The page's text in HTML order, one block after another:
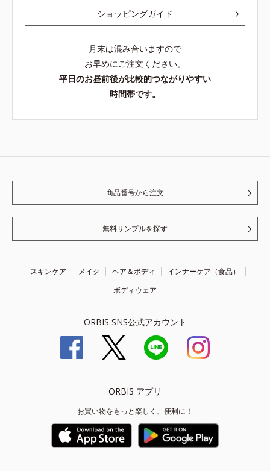
ショッピングガイド
月末は混み合いますので
お早めにご注文ください。
平日のお昼前後が比較的つながりやすい
時間帯です。
商品番号から注文
無料サンプルを探す
スキンケア メイク ヘア＆ボディ
インナーケア（食品）
ボディウェア
ORBIS SNS公式アカウント
ORBIS アプリ
お買い物をもっと楽しく、便利に！